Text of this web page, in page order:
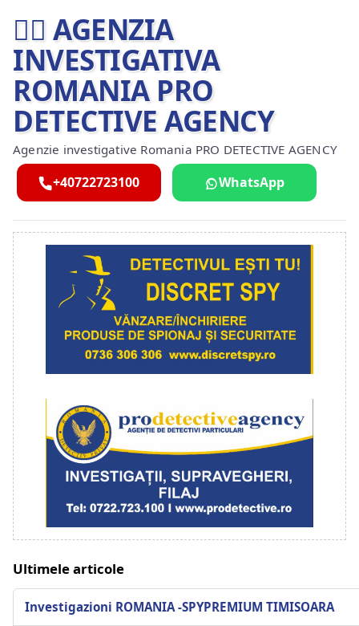
🕵️‍♂ AGENZIA
INVESTIGATIVA
ROMANIA PRO
DETECTIVE AGENCY
Agenzie investigative Romania PRO DETECTIVE AGENCY
+40722723100 WhatsApp
Ultimele articole
Investigazioni ROMANIA -SPYPREMIUM TIMISOARA